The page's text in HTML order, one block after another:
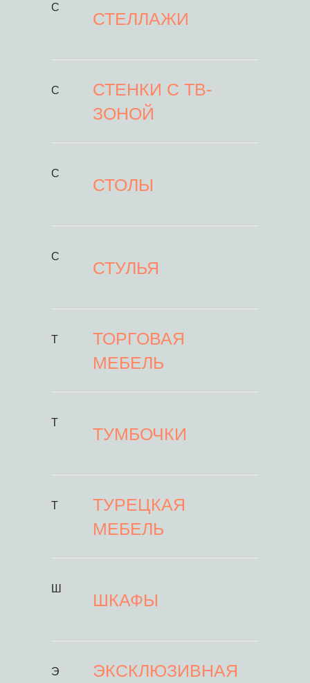
С
СТЕЛЛАЖИ
С
СТЕНКИ С ТВ-
ЗОНОЙ
С
СТОЛЫ
С
СТУЛЬЯ
Т
ТОРГОВАЯ
МЕБЕЛЬ
Т
ТУМБОЧКИ
Т
ТУРЕЦКАЯ
МЕБЕЛЬ
Ш
ШКАФЫ
Э ЭКСКЛЮЗИВНАЯ